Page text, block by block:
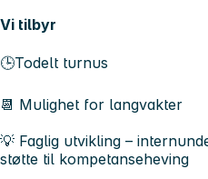
Vi tilbyr
🕒Todelt turnus
📆 Mulighet for langvakter
💡 Faglig utvikling –
støtte til kompetanseheving